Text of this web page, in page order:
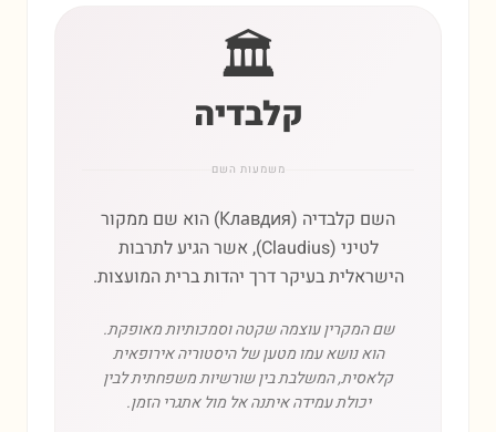
🏛️
קלבדיה
משמעות השם
השם קלבדיה (Клавдия) הוא שם ממקור
לטיני (Claudius), אשר הגיע לתרבות
הישראלית בעיקר דרך יהדות ברית המועצות.
שם המקרין עוצמה שקטה וסמכותיות מאופקת.
הוא נושא עמו מטען של היסטוריה אירופאית
קלאסית, המשלבת בין שורשיות משפחתית לבין
יכולת עמידה איתנה אל מול אתגרי הזמן.